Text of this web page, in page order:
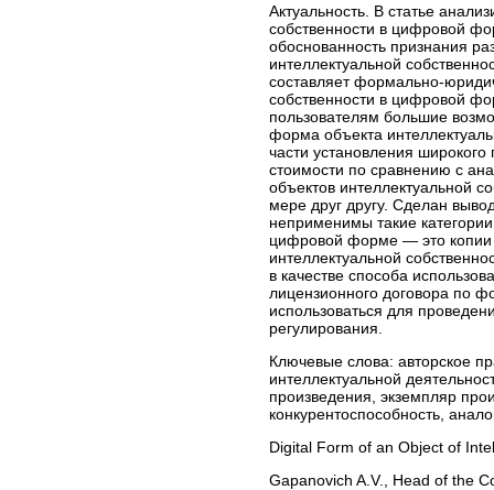
Актуальность. В статье
собственности в цифровой
обоснованность признания
интеллектуальной
составляет формально-
собственности в цифровой
пользователям большие
форма объекта
части установления
стоимости по сравнению с
объектов интеллектуальной
мере друг другу. Сделан
неприменимы такие
цифровой форме — это копии
интеллектуальной
в качестве способа
лицензионного договора по
использоваться для
регулирования.
Ключевые слова: авторское
интеллектуальной
произведения, экземпляр
конкурентоспособность,
Digital Form of an Object of
Gapanovich A.V., Head of the